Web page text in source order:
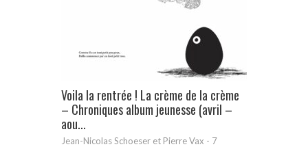
Voila la rentrée ! La crème de la crème
– Chroniques album jeunesse (avril –
aou...
Jean-Nicolas Schoeser et Pierre Vax - 7